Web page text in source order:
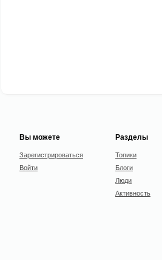
Вы можете
Зарегистрироваться
Войти
Разделы
Топики
Блоги
Люди
Активность